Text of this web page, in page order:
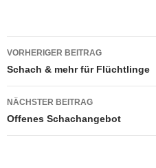
Beitragsnavigation
VORHERIGER BEITRAG
Schach & mehr für Flüchtlinge
NÄCHSTER BEITRAG
Offenes Schachangebot